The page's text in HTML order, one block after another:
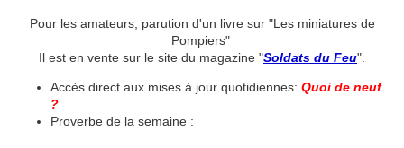
Pour les amateurs, parution d'un livre sur "Les miniatures de
Pompiers"
Il est en vente sur le site du magazine "Soldats du Feu".
Accès direct aux mises à jour quotidiennes: Quoi de neuf
?
Proverbe de la semaine :